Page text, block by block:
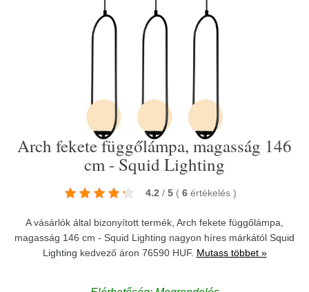
Arch fekete függőlámpa, magasság 146
cm - Squid Lighting
4.2 / 5 ( 6 értékelés )
A vásárlók által bizonyított termék, Arch fekete függőlámpa,
magasság 146 cm - Squid Lighting nagyon híres márkától Squid
Lighting kedvező áron 76590 HUF. Mutass többet »